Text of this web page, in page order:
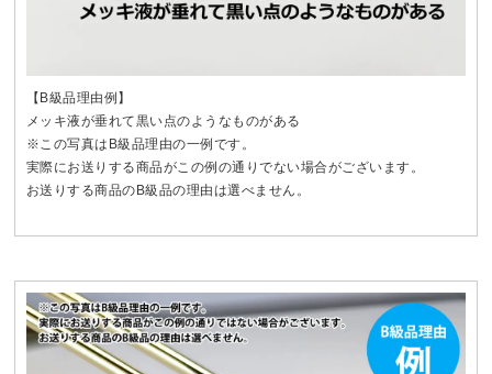
【B級品理由例】
メッキ液が垂れて黒い点のようなものがある
※この写真はB級品理由の一例です。
実際にお送りする商品がこの例の通りでない場合がございます。
お送りする商品のB級品の理由は選べません。